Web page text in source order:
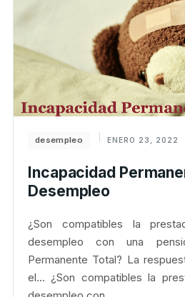
desempleo ENERO 23, 2022
Incapacidad
Desempleo
¿Son compatibles la
desempleo con una
Permanente Total? La
el... ¿Son compatibles la